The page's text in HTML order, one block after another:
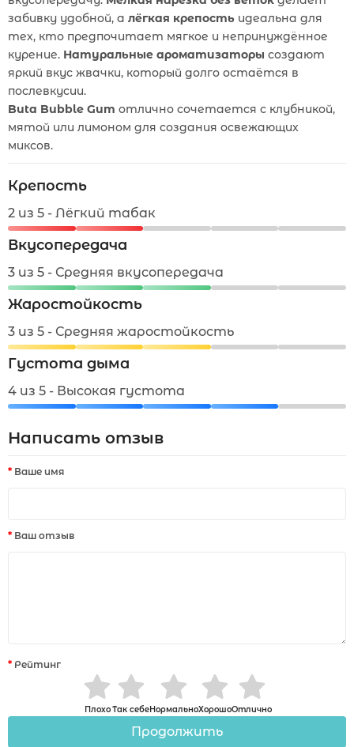
забивку удобной, а лёгкая крепость идеальна для
тех, кто предпочитает мягкое и непринуждённое
курение. Натуральные ароматизаторы создают
яркий вкус жвачки, который долго остаётся в
послевкусии.
Buta Bubble Gum отлично сочетается с клубникой,
мятой или лимоном для создания освежающих
миксов.
Крепость
2 из 5 - Лёгкий табак
Вкусопередача
3 из 5 - Средняя вкусопередача
Жаростойкость
3 из 5 - Средняя жаростойкость
Густота дыма
4 из 5 - Высокая густота
Написать отзыв
Ваше имя
Ваш отзыв
Рейтинг
ПлохоТак себеНормальноХорошоОтлично
Продолжить